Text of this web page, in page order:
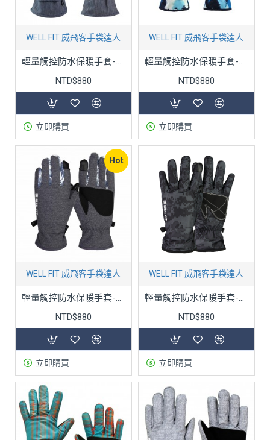
WELL FIT 威飛客手袋達人
輕量觸控防水保暖手套-丹寧藍II
NTD$880
立即購買
WELL FIT 威飛客手袋達人
輕量觸控防水保暖手套-五色
NTD$880
立即購買
Hot
WELL FIT 威飛客手袋達人
輕量觸控防水保暖手套-八色
NTD$880
立即購買
WELL FIT 威飛客手袋達人
輕量觸控防水保暖手套-數迷深灰
NTD$880
立即購買